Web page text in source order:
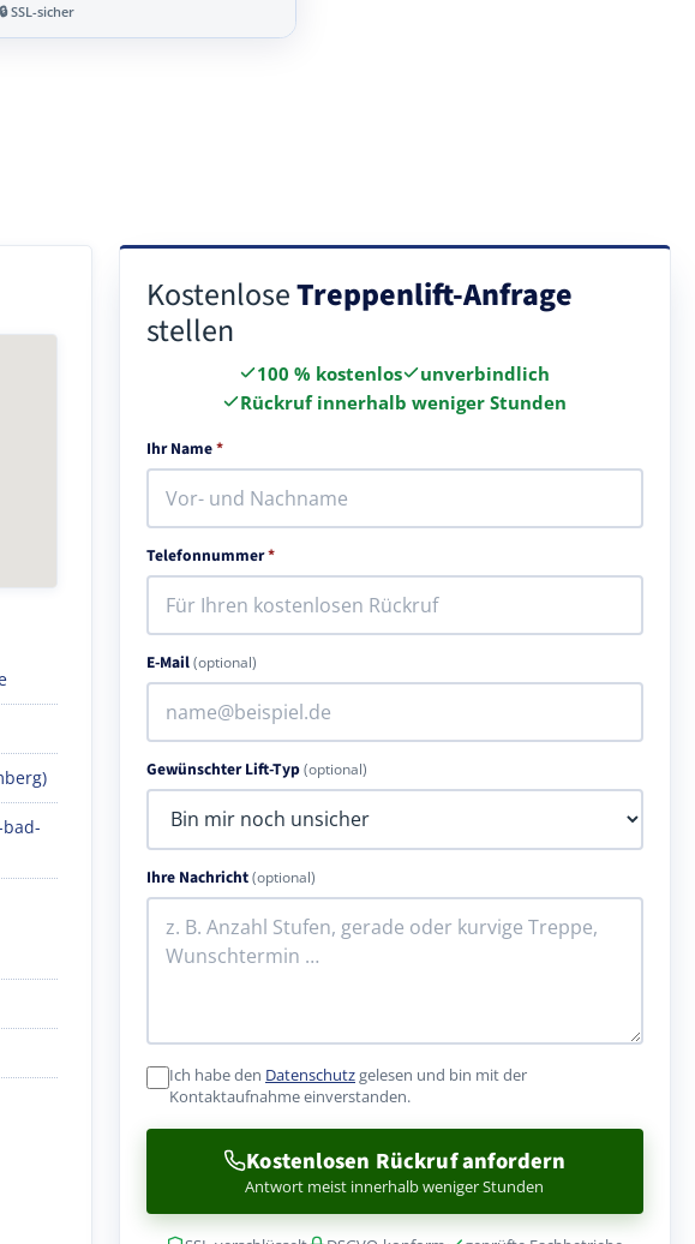
🔒 SSL-sicher
KostenloseTreppenlift-Anfrage
stellen
100 % kostenlos
unverbindlich
Rückruf innerhalb weniger Stunden
Ihr Name*
Telefonnummer*
E-Mail(optional)
Gewünschter Lift-Typ(optional)
Ihre Nachricht(optional)
Ich habe den Datenschutzgelesen und bin mit der
Kontaktaufnahme einverstanden.
Kostenlosen Rückruf anfordern
Antwort meist innerhalb weniger Stunden